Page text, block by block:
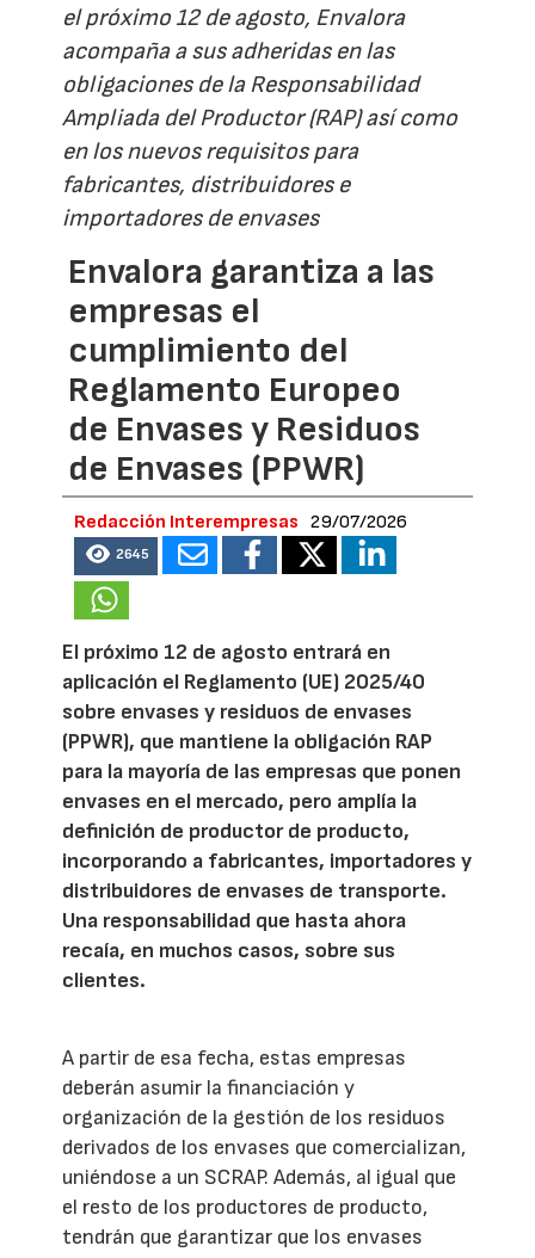
el próximo 12 de agosto, Envalora
acompaña a sus adheridas en las
obligaciones de la Responsabilidad
Ampliada del Productor (RAP) así como
en los nuevos requisitos para
fabricantes, distribuidores e
importadores de envases
Envalora garantiza a las
empresas el
cumplimiento del
Reglamento Europeo
de Envases y Residuos
de Envases (PPWR)
Redacción Interempresas 29/07/2026
2645
El próximo 12 de agosto entrará en
aplicación el Reglamento (UE) 2025/40
sobre envases y residuos de envases
(PPWR), que mantiene la obligación RAP
para la mayoría de las empresas que ponen
envases en el mercado, pero amplía la
definición de productor de producto,
incorporando a fabricantes, importadores y
distribuidores de envases de transporte.
Una responsabilidad que hasta ahora
recaía, en muchos casos, sobre sus
clientes.
A partir de esa fecha, estas empresas
deberán asumir la financiación y
organización de la gestión de los residuos
derivados de los envases que comercializan,
uniéndose a un SCRAP. Además, al igual que
el resto de los productores de producto,
tendrán que garantizar que los envases